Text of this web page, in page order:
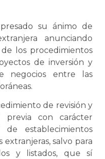
su ánimo de
anunciando
los procedimientos
de inversión y
negocios entre las
de revisión y
previa con carácter
establecimientos
salvo para
y listados, que sí